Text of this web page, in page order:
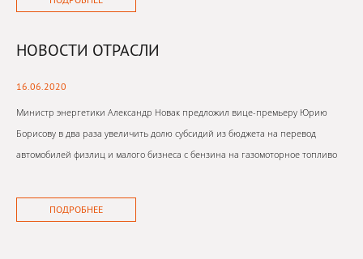
НОВОСТИ ОТРАСЛИ
16.06.2020
Министр энергетики Александр Новак предложил вице-премьеру Юрию
Борисову в два раза увеличить долю субсидий из бюджета на перевод
автомобилей физлиц и малого бизнеса с бензина на газомоторное топливо
ПОДРОБНЕЕ